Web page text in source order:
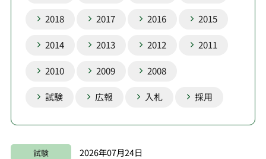
2018 2017 2016 2015
2014 2013 2012 2011
2010 2009 2008
試験 広報 入札 採用
試験
2026年07月24日